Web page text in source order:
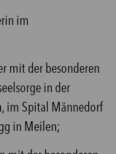
im
mit der besonderen
in der
im Spital Männedorf
in Meilen;